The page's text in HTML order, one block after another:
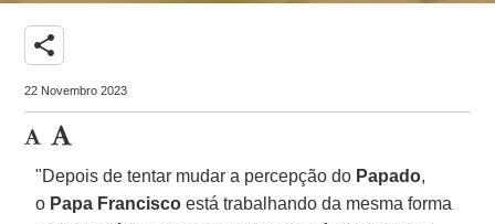
share
22 Novembro 2023
"Depois de tentar mudar a percepção do Papado,
o Papa Francisco está trabalhando da mesma forma